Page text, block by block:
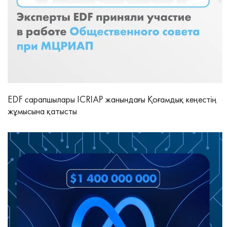
EDF сарапшылары ICRIAP жанындағы Қоғамдық кеңестің
жұмысына қатысты